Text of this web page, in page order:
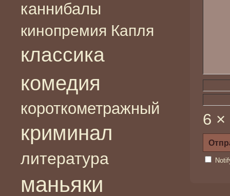
каннибалы
кинопремия Капля
классика
комедия
короткометражный
криминал
литература
маньяки
6